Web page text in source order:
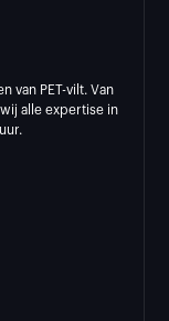
van PET-vilt. Van
alle expertise in